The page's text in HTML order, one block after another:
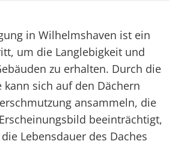
in Wilhelmshaven ist ein
um die Langlebigkeit und
zu erhalten. Durch die
kann sich auf den Dächern
ansammeln, die
beeinträchtigt,
Lebensdauer des Daches